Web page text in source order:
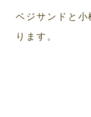
ベジサンドと
ります。